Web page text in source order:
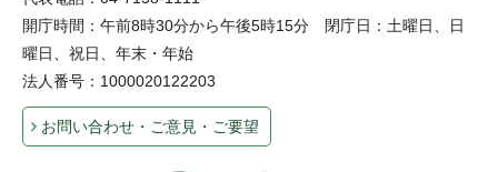
開庁時間：午前8時30分から午後5時15分 閉庁日：土曜日、日
曜日、祝日、年末・年始
法人番号：1000020122203
お問い合わせ・ご意見・ご要望